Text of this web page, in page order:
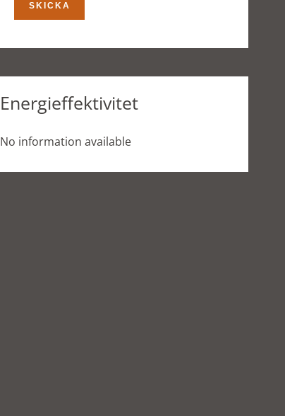
SKICKA
Energieffektivitet
No information available